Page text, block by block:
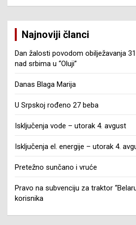
Najnoviji članci
Dan žalosti povodom obilježavanja
nad srbima u “Oluji”
Danas Blaga Marija
U Srpskoj rođeno 27 beba
Isključenja vode – utorak 4. avgust
Isključenja el. energije – utorak 4.
Pretežno sunčano i vruće
Pravo na subvenciju za traktor
korisnika